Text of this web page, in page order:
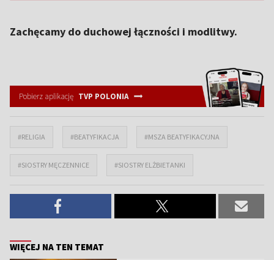
Zachęcamy do duchowej łączności i modlitwy.
Pobierz aplikację TVP POLONIA
#RELIGIA #BEATYFIKACJA #MSZA BEATYFIKACYJNA
#SIOSTRY MĘCZENNICE #SIOSTRY ELŻBIETANKI
WIĘCEJ NA TEN TEMAT